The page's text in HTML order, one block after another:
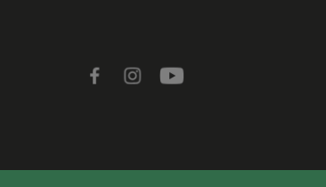
FacebookInstagramYoutube